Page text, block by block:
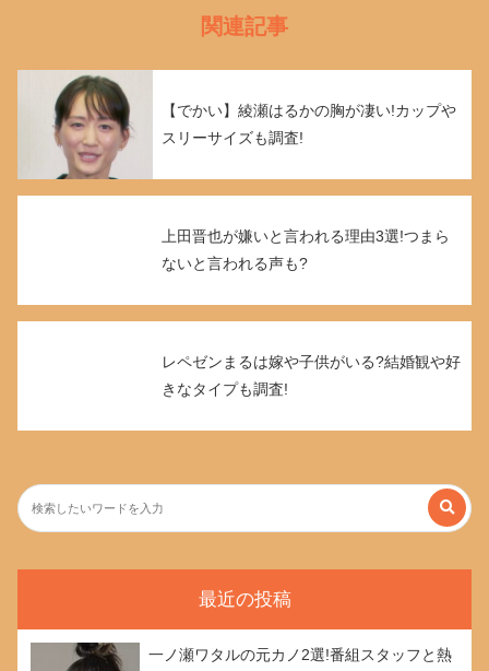
関連記事
【でかい】綾瀬はるかの胸が凄い!カップや
スリーサイズも調査!
上田晋也が嫌いと言われる理由3選!つまら
ないと言われる声も?
レペゼンまるは嫁や子供がいる?結婚観や好
きなタイプも調査!
最近の投稿
一ノ瀬ワタルの元カノ2選!番組スタッフと熱